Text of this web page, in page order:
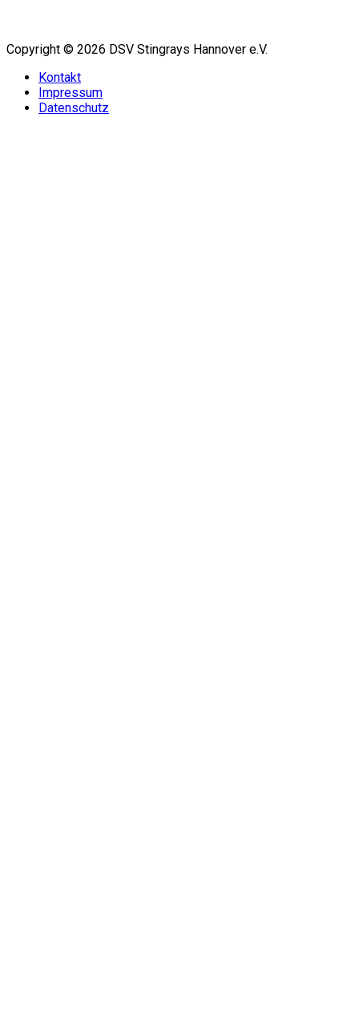
Copyright © 2026 DSV Stingrays Hannover e.V.
Kontakt
Impressum
Datenschutz